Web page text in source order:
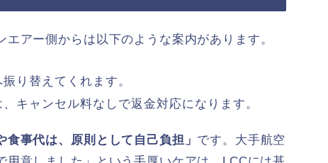
アー側からは以下のような案内があります。
り替えてくれます。
キャンセル料なしで返金対応になります。
食事代は、原則として自己負担」 です。大手航空